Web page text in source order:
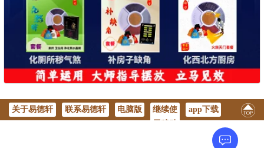
关于易德轩 联系易德轩 电脑版
继续使
app下载